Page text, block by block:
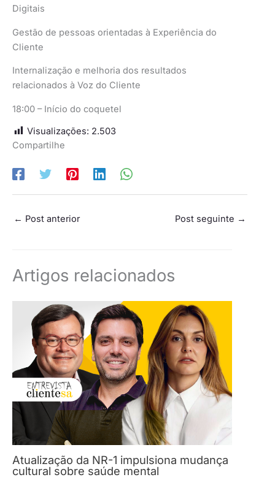
Digitais
Gestão de pessoas orientadas à Experiência do
Cliente
Internalização e melhoria dos resultados
relacionados à Voz do Cliente
18:00 – Início do coquetel
Visualizações: 2.503
Compartilhe
← Post anterior Post seguinte →
Artigos relacionados
Atualização da NR-1 impulsiona mudança
cultural sobre saúde mental